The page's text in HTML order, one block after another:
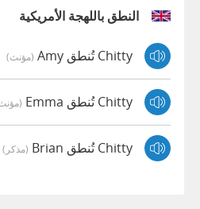
النطق باللهجة الأمريكية
Chitty تُنطق Amy (مؤنث)
Chitty تُنطق Emma
Chitty تُنطق Brian (مذكر)